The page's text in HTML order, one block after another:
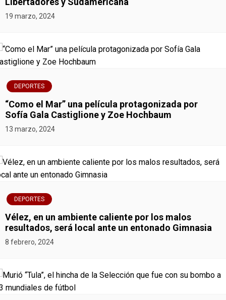
e
n
t
r
a
d
s
19 marzo, 2024
DEPORTES
“Como el Mar” una película protagonizada por
Sofía Gala Castiglione y Zoe Hochbaum
13 marzo, 2024
DEPORTES
Vélez, en un ambiente caliente por los malos
resultados, será local ante un entonado Gimnasia
8 febrero, 2024